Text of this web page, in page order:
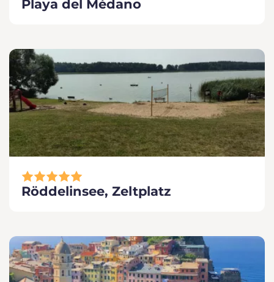
Playa del Médano
Röddelinsee, Zeltplatz